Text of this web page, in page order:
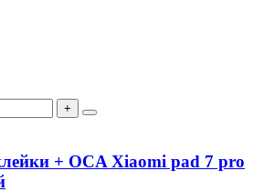
+
+ OCA Xiaomi pad 7 pro